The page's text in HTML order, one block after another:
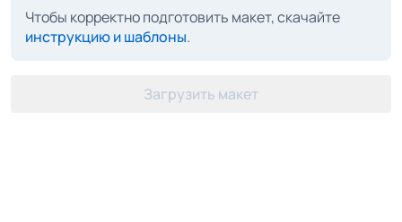
Чтобы корректно подготовить макет, скачайте
инструкцию и шаблоны.
Загрузить макет